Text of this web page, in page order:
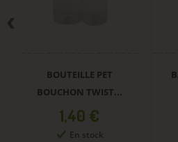
BOUTEILLE PET
BOUCHON TWIST...
Prix
1,40 €
En stock